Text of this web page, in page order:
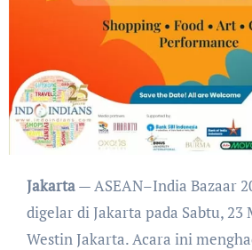
Jakarta— ASEAN–India Bazaar
digelar di Jakarta pada Sabtu, 23
Westin Jakarta. Acara ini